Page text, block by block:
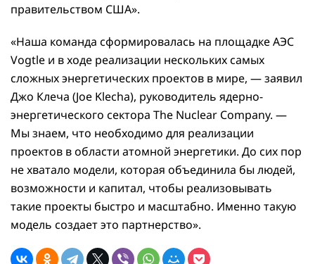
правительством США».
«Наша команда сформировалась на площадке АЭС
Vogtle и в ходе реализации нескольких самых
сложных энергетических проектов в мире, — заявил
Джо Клеча (Joe Klecha), руководитель ядерно-
энергетического сектора The Nuclear Company. —
Мы знаем, что необходимо для реализации
проектов в области атомной энергетики. До сих пор
не хватало модели, которая объединила бы людей,
возможности и капитал, чтобы реализовывать
такие проекты быстро и масштабно. Именно такую
модель создает это партнерство».